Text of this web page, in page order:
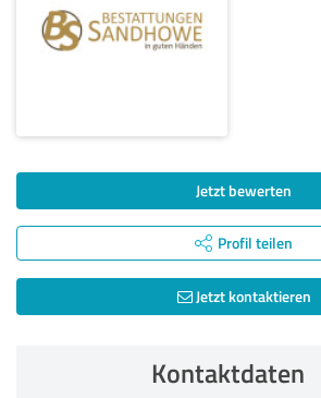
Jetzt bewerten
Profil teilen
Jetzt kontaktieren
Kontaktdaten